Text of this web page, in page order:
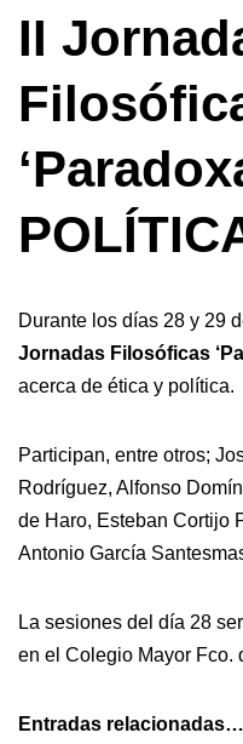
II
Durante los días 28 y 29
Jornadas Filosóficas
acerca de ética y política.
Participan, entre otros;
Rodríguez, Alfonso
de Haro, Esteban Cortijo
Antonio García
La sesiones del día 28
en el Colegio Mayor Fco.
Entradas relacionadas…